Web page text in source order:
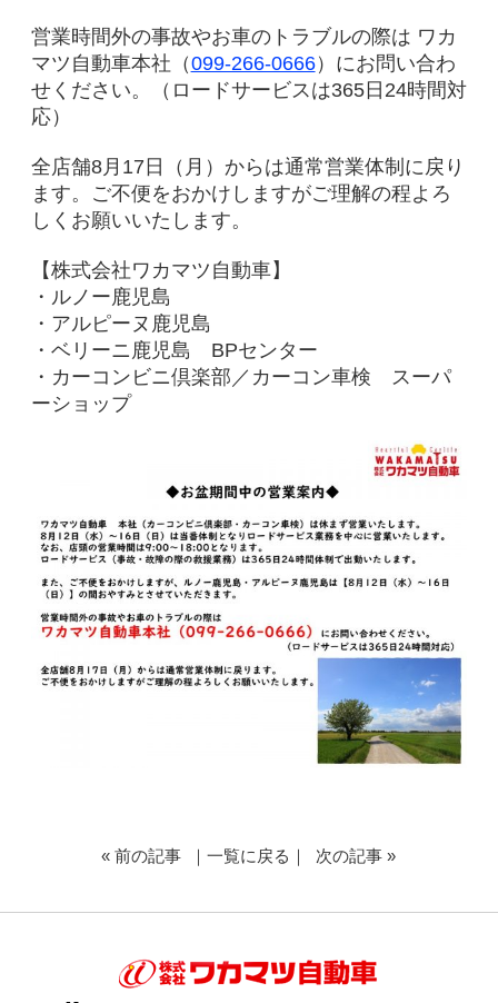
営業時間外の事故やお車のトラブルの際は ワカ
マツ自動車本社（099-266-0666）にお問い合わ
せください。（ロードサービスは365日24時間対
応）
全店舗8月17日（月）からは通常営業体制に戻り
ます。 ご不便をおかけしますがご理解の程よろ
しくお願いいたします。
【株式会社ワカマツ自動車】
・ルノー鹿児島
・アルピーヌ鹿児島
・ベリーニ鹿児島 BPセンター
・カーコンビニ倶楽部／カーコン車検 スーパ
ーショップ
«前の記事 ｜一覧に戻る ｜ 次の記事 »